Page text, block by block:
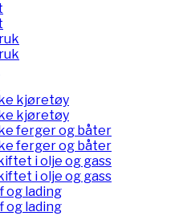
kjøretøy
kjøretøy
ferger og båter
ferger og båter
i olje og gass
i olje og gass
og lading
og lading